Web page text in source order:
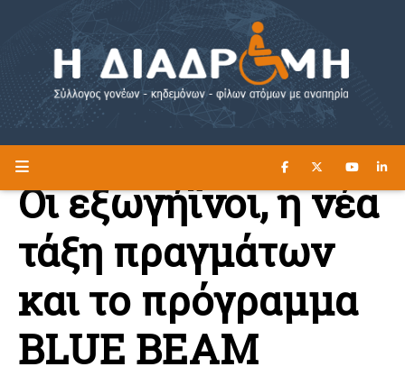
Η ΔΙΑΔΡΟΜΗ ΔΙΑΒΑΣΤΕ ΕΔΩ ►
Οι εξωγήϊνοι, η νέα
τάξη πραγμάτων
και το πρόγραμμα
BLUE BEAM